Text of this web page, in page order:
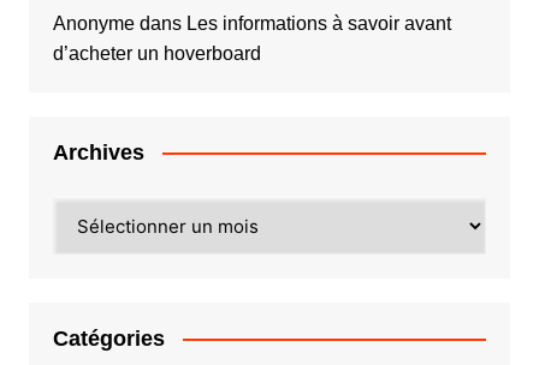
Anonymedans Les informations à savoir avant
d’acheter un hoverboard
Archives
Catégories